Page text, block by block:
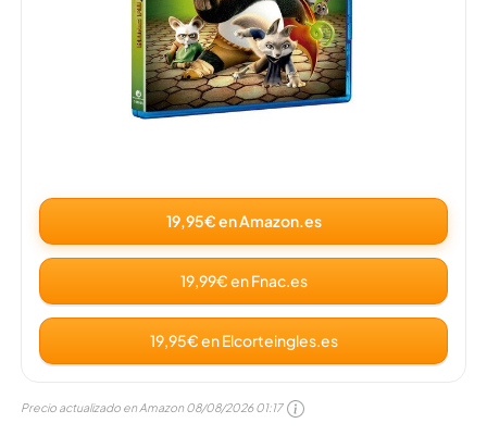
19,95€ en Amazon.es
19,99€ en Fnac.es
19,95€ en Elcorteingles.es
Precio actualizado en Amazon 08/08/2026 01:17